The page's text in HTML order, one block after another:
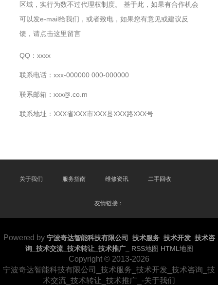
区域，实行为数不过代理权制度。 基于此，如果有合作机会
可以发e-mail给我们，或者致电，如果您有意见或建议反
馈，请点击这里留言
QQ：xxxx
联系电话：xxx-000000 000-000000
联系邮箱：xxx@.co.m
联系地址：XXX省XXX市XXX县XXX路XXX号
关于我们 服务指南 维修资讯 二手回收
友情链接：
Powered by 宁波奇达智能科技有限公司_技术服务_技术开发_技术咨
询_技术交流_技术转让_技术推广_
RSS地图 HTML地图
Copyright © 2013-2026
宁波奇达智能科技有限公司_技术服务_技术开发_技术咨询_技
术交流_技术转让_技术推广_-关于我们